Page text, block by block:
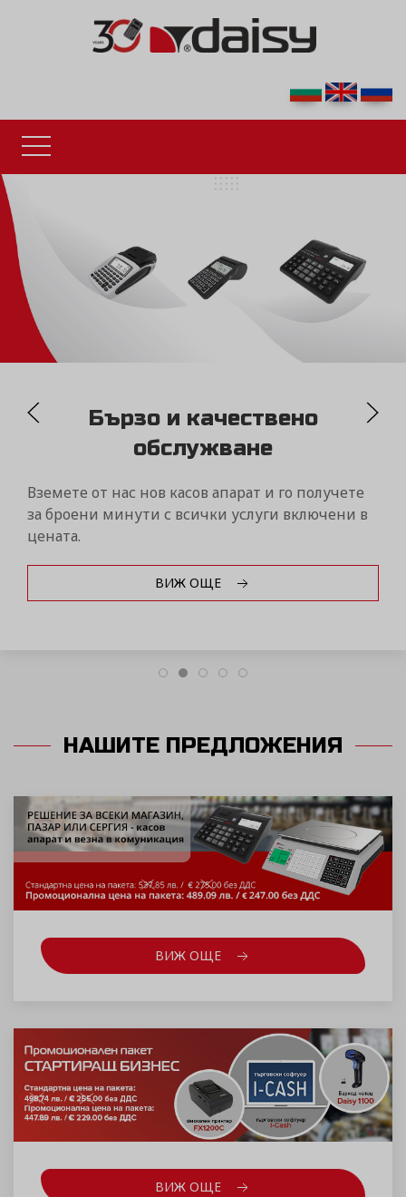
MYDAISY
Контролирайте бизнеса си само от един портал
устройства Дейзи от всяка точка на света!
НАШИТЕ ПРЕДЛОЖЕНИЯ
ВИЖ ОЩЕ
ВИЖ ОЩЕ